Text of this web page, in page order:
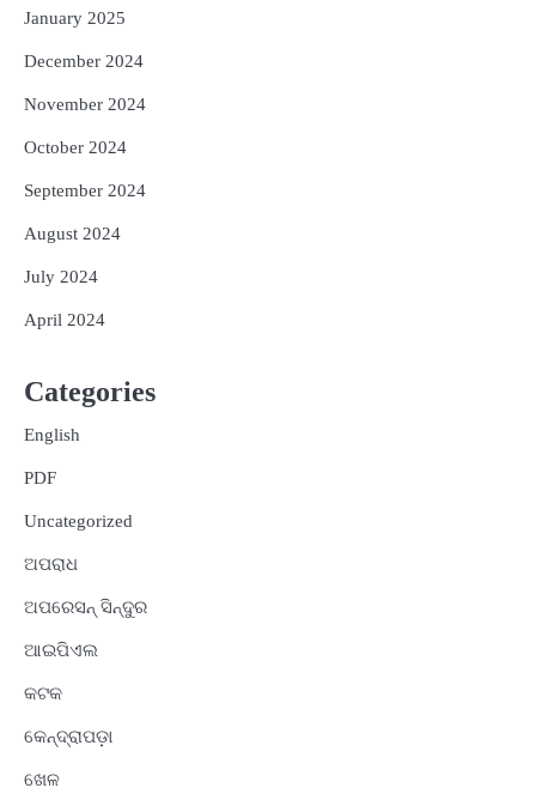
January 2025
December 2024
November 2024
October 2024
September 2024
August 2024
July 2024
April 2024
Categories
English
PDF
Uncategorized
ଅପରାଧ
ଅପରେସନ୍ ସିନ୍ଦୁର
ଆଇପିଏଲ
କଟକ
କେନ୍ଦ୍ରାପଡ଼ା
ଖେଳ